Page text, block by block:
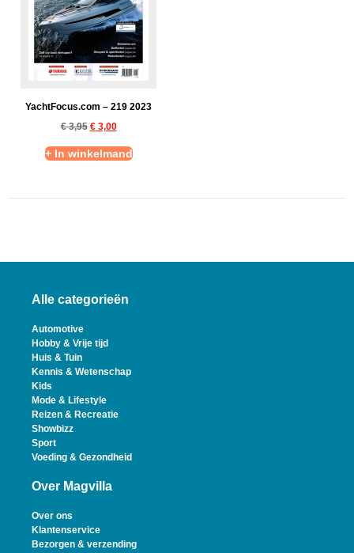
YachtFocus.com – 219 2023
€3,95 €3,00
+ In winkelmand
Alle categorieën
Automotive
Hobby & Vrije tijd
Huis & Tuin
Kennis & Wetenschap
Kids
Mode & Lifestyle
Reizen & Recreatie
Showbizz
Sport
Voeding & Gezondheid
Over Magvilla
Over ons
Klantenservice
Bezorgen & verzending